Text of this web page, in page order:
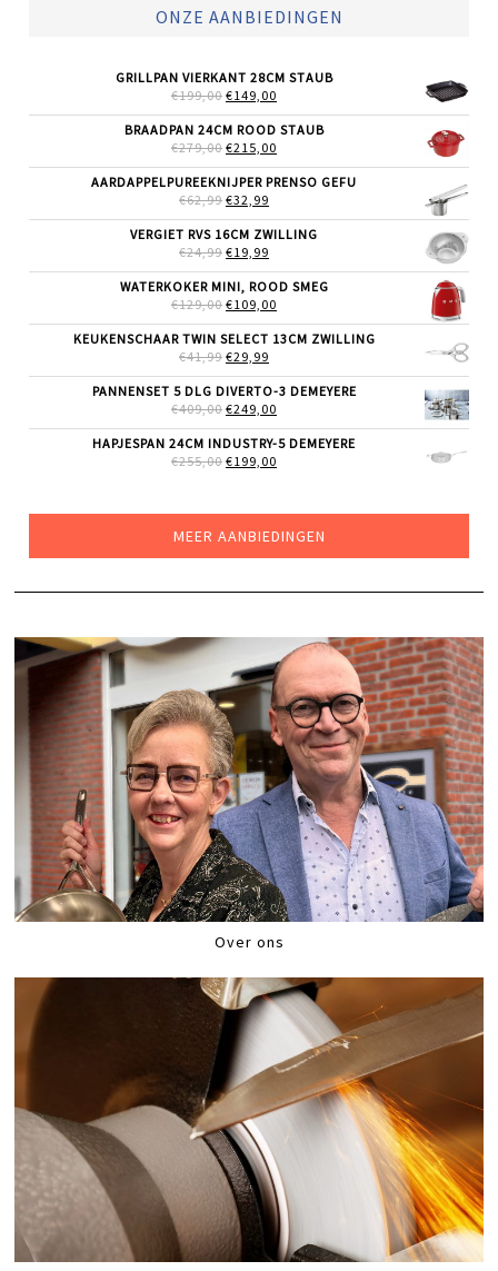
ONZE AANBIEDINGEN
GRILLPAN VIERKANT 28CM STAUB
€199,00 OORSPRONKELIJKE
WAS:
€199,00.
€149,00
IS:
BRAADPAN 24CM ROOD STAUB
€279,00 OORSPRONKELIJKE
WAS:
€279,00.
€215,00
IS:
AARDAPPELPUREEKNIJPER PRENSO GEFU
€62,99 OORSPRONKELIJKE
WAS:
€62,99.
€32,99
IS:
VERGIET RVS 16CM ZWILLING
€24,99 OORSPRONKELIJKE
WAS:
€24,99.
€19,99
IS:
€19,99.
WATERKOKER MINI, ROOD SMEG
€129,00 OORSPRONKELIJKE
WAS:
€129,00.
€109,00
IS:
KEUKENSCHAAR TWIN SELECT 13CM ZWILLING
€41,99 OORSPRONKELIJKE
WAS:
€41,99.
€29,99
IS:
€29,99.
PANNENSET 5 DLG DIVERTO-3 DEMEYERE
€409,00 OORSPRONKELIJKE
WAS:
€409,00.
€249,00
IS:
HAPJESPAN 24CM INDUSTRY-5 DEMEYERE
€255,00 OORSPRONKELIJKE
€199,00
MEER AANBIEDINGEN
Over ons